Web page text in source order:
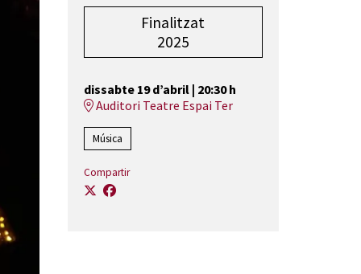
Finalitzat
2025
dissabte 19 d’abril| 20:30 h
Auditori Teatre Espai Ter
Música
Compartir